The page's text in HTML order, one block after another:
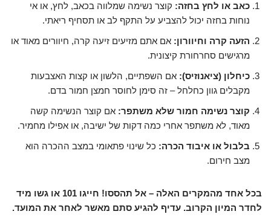
כאב או לחץ בחזה: קוצר נשימה שמלווה בכאב, לחץ, או אי
נוחות בחזה יכול להצביע על התקף לב או תסחיף ריאתי.
הזעה קרה וחיוורון: אם אתם מזיעים זיעה קרה, חיוורים מאוד או
מרגישים סחרחורת קיצונית.
כיחלון (ציאנוזיס): אם השפתיים, הלשון או קצות האצבעות
מקבלים גוון כחלחל – זה סימן לחוסר חמצן חמור בדם.
קוצר נשימה חמור שלא משתפר: אם קוצר הנשימה קשה
מאוד, לא משתפר אחרי כמה דקות של ישיבה, או אפילו מחמיר.
בלבול או איבוד הכרה: כל שינוי פתאומי במצב ההכרה הוא
מצב חירום.
בכל אחד מהמקרים האלה – אל תהססו! חייגו 101 או גשו מיד
לחדר המיון הקרוב. עדיף להגיע סתם מאשר לאחר את המועד.